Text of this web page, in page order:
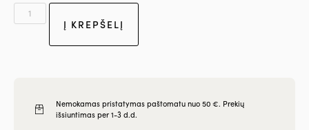
Į KREPŠELĮ
Nemokamas pristatymas paštomatu nuo 50 €. Prekių
išsiuntimas per 1-3 d.d.